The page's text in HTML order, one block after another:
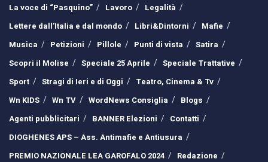
La voce di “Pasquino”
Lavoro
Legalità
Lettere dall’Italia e dal mondo
Libri&Dintorni
Mafie
Musica
Petizioni Pillole Punti di vista
Satira
Scopri il Molise
Speciale 25 Aprile
Speciale Trattative
Sport
Stragi di Ieri e di Oggi
Teatro, Cinema & Tv
Wn KIDS
Wn TV WordNews Consiglia
Blogs
Agenti pubblicitari
BANNER Elezioni
Contatti
DIOGHENES APS – Ass. Antimafie e Antiusura
PREMIO NAZIONALE LEA GAROFALO 2024
Redazione